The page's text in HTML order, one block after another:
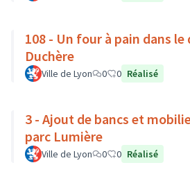
108 - Un four à pain dans
Duchère
Ville de Lyon 0 0 Réalisé
3 - Ajout de bancs et
parc Lumière
Ville de Lyon 0 0 Réalisé